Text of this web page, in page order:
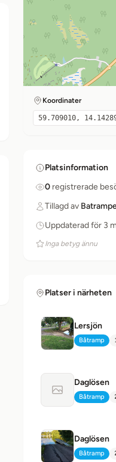
Koordinater
59.709010,
Platsinformation
0 registrerade
Tillagd av
Uppdaterad för 3
Inga betyg ännu
Platser i närheten
Lersjön
Typ:
Båtramp
Ingen bild
Daglösen
Typ:
Båtramp
Daglösen
Typ:
Båtramp